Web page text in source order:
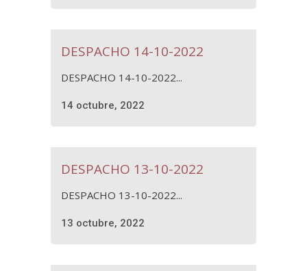
DESPACHO 14-10-2022
DESPACHO 14-10-2022...
14 octubre, 2022
DESPACHO 13-10-2022
DESPACHO 13-10-2022...
13 octubre, 2022